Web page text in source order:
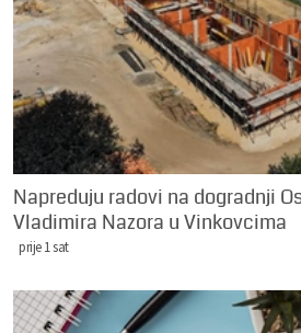
Napreduju radovi na dogradnji
Vladimira Nazora u Vinkovcima
prije 1 sat